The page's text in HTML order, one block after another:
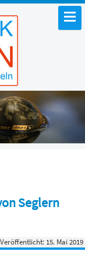
Seglern
Veröffentlicht: 15. Mai 2019